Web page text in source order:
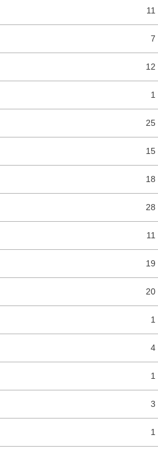
11
7
12
1
25
15
18
28
11
19
20
1
4
1
3
1